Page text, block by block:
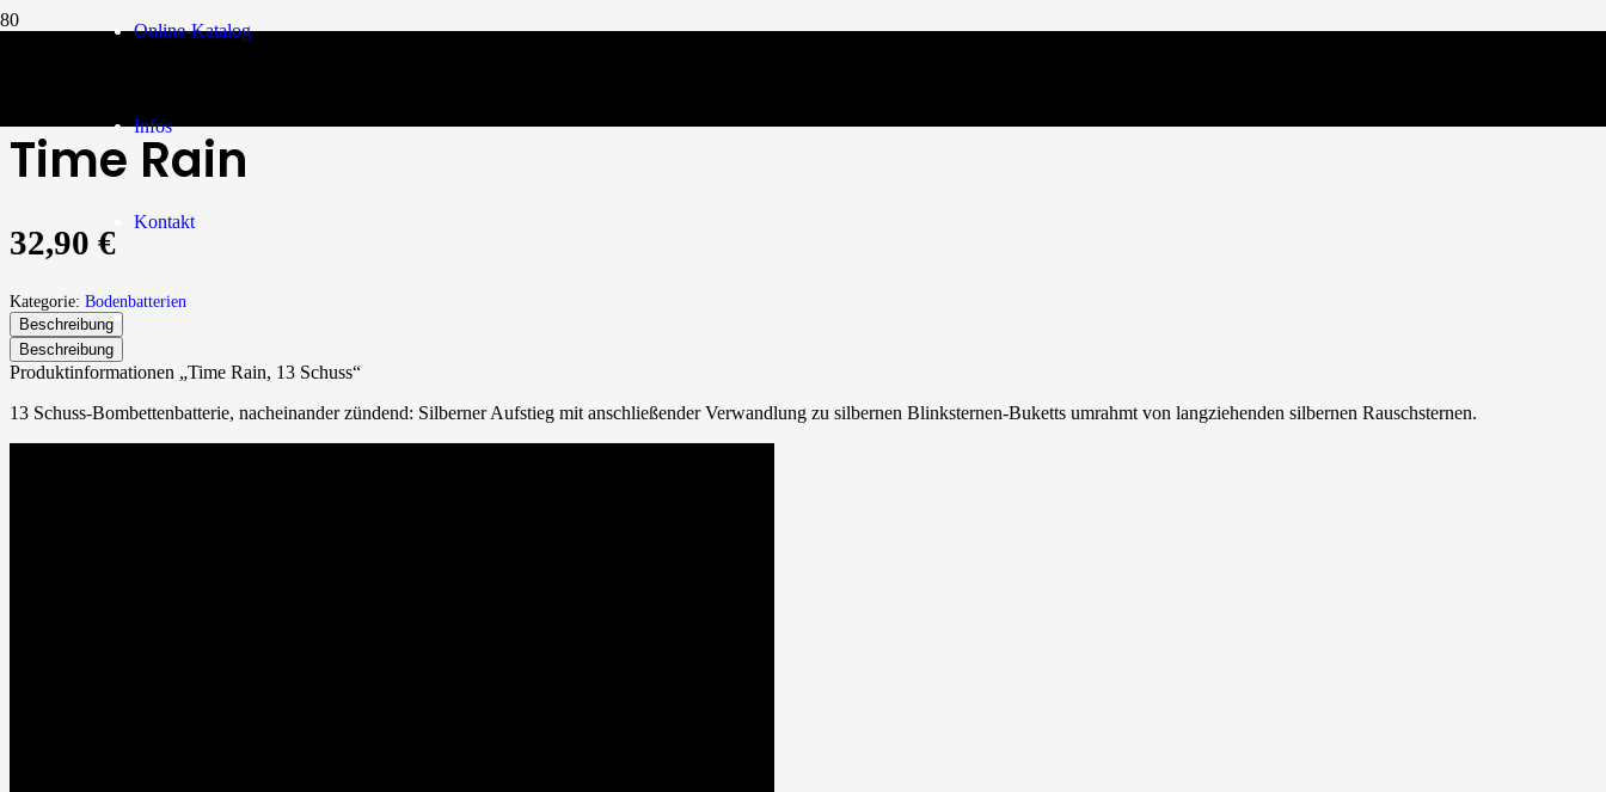
Online-Katalog
Infos
Kontakt
Time Rain
32,90 €
Kategorie: Bodenbatterien
Beschreibung
Beschreibung
Produktinformationen „Time Rain, 13 Schuss“
13 Schuss-Bombettenbatterie, nacheinander zündend: Silberner Aufstieg mit anschließender Verwandlung zu silbernen Blinksternen-Buketts umrahmt von langziehenden silbernen Rauschsternen.